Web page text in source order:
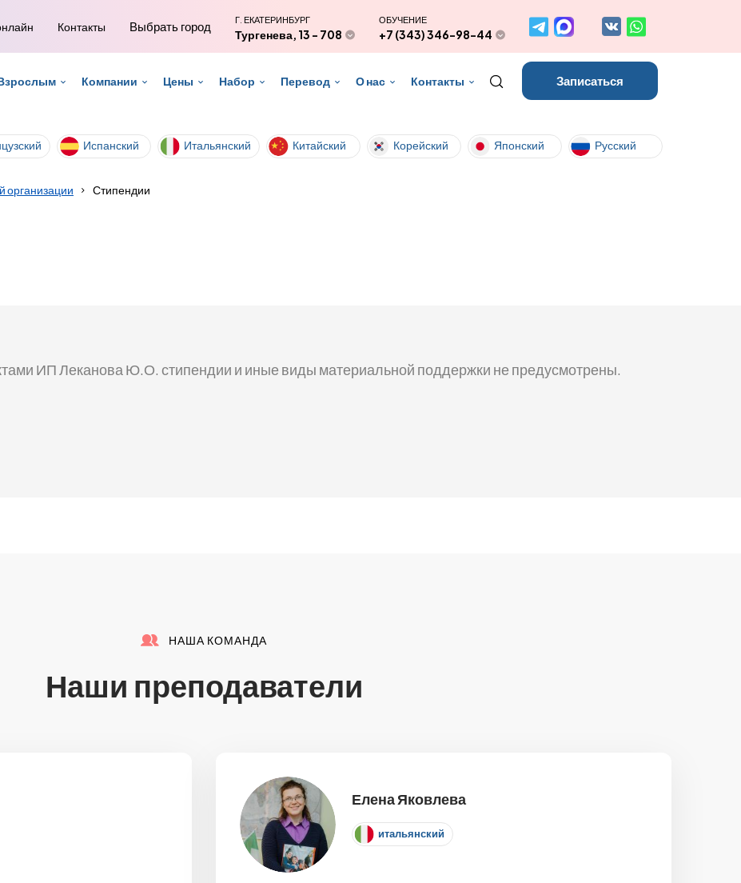
Контакты Выбрать город Г. ЕКАТЕРИНБУРГ
Тургенева, 13 - 708
ОБУЧЕНИЕ
+7 (343) 346-98-44
Компании Цены Набор Перевод О нас Контакты Записаться
Испанский Итальянский Китайский Корейский Японский Русский
организации Стипендии
ИП Леканова Ю.О. стипендии и иные виды материальной поддержки не предусмотрены.
НАША КОМАНДА
Наши преподаватели
Елена Яковлева
итальянский